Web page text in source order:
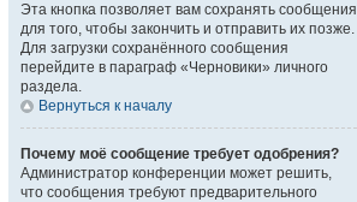
Эта кнопка позволяет вам сохранять сообщения
для того, чтобы закончить и отправить их позже.
Для загрузки сохранённого сообщения
перейдите в параграф «Черновики» личного
раздела.
Вернуться к началу
Почему моё сообщение требует одобрения?
Администратор конференции может решить,
что сообщения требуют предварительного